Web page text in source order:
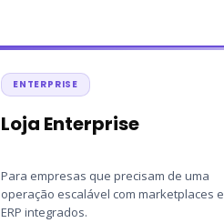
ENTERPRISE
Loja Enterprise
Para empresas que precisam de uma
operação escalável com marketplaces e
ERP integrados.